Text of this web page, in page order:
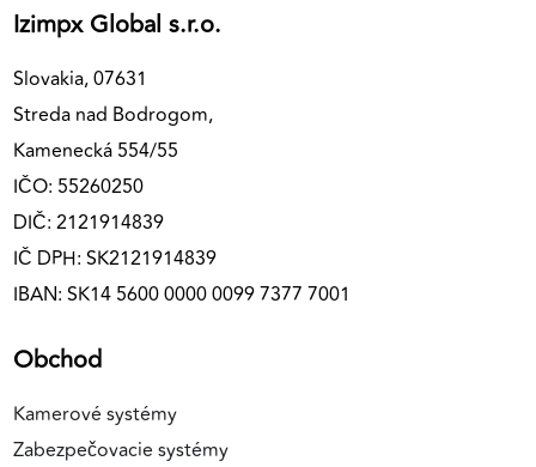
Izimpx Global s.r.o.
Slovakia, 07631
Streda nad Bodrogom,
Kamenecká 554/55
IČO: 55260250
DIČ: 2121914839
IČ DPH: SK2121914839
IBAN: SK14 5600 0000 0099 7377 7001
Obchod
Kamerové systémy
Zabezpečovacie systémy